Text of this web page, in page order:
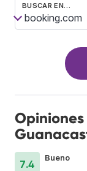
BUSCAR EN…
7.4
Bueno